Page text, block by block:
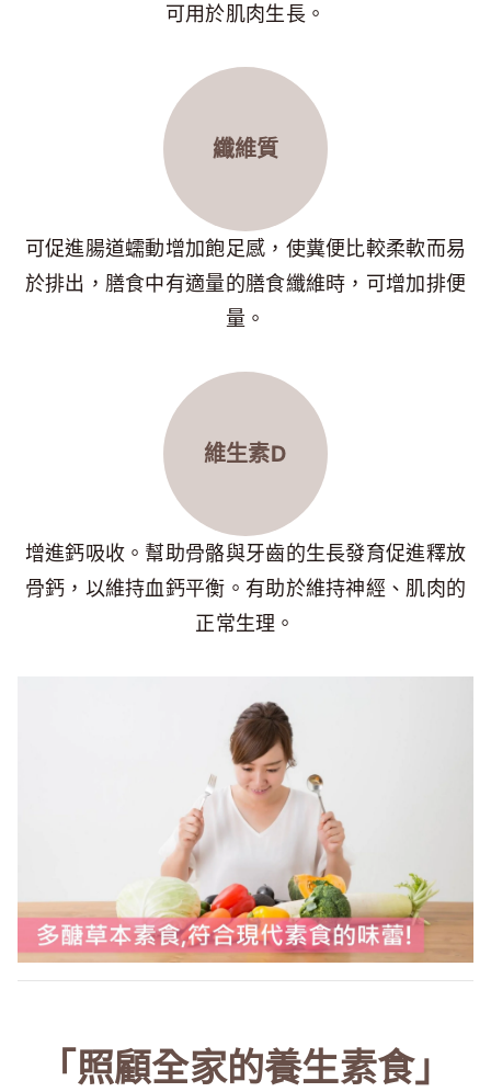
可用於肌肉生長。
纖維質
可促進腸道蠕動增加飽足感，使糞便比較柔軟而易
於排出，膳食中有適量的膳食纖維時，可增加排便
量。
維生素D
增進鈣吸收。幫助骨骼與牙齒的生長發育促進釋放
骨鈣，以維持血鈣平衡。有助於維持神經、肌肉的
正常生理。
「照顧全家的養生素食」